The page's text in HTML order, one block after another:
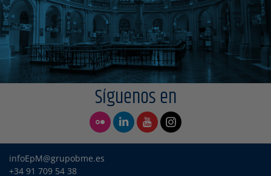
Síguenos en
infoEpM@grupobme.es
+34 91 709 54 38